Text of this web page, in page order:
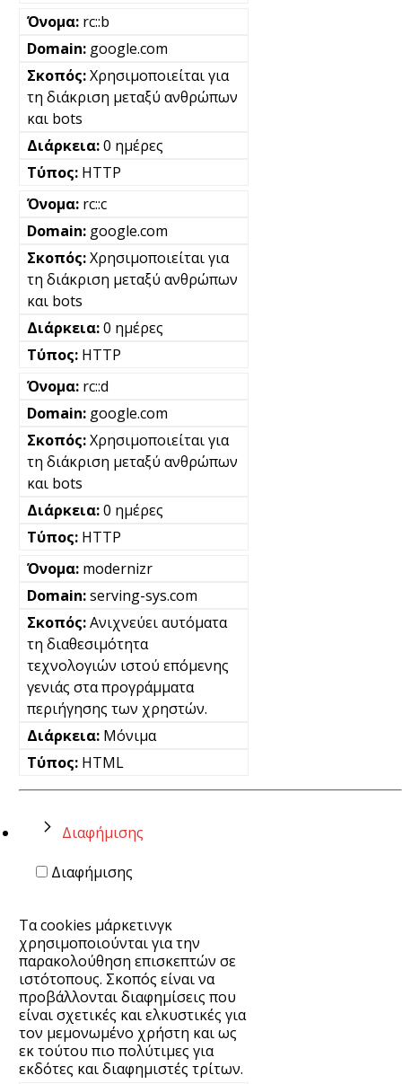
rc::b
google.com
Χρησιμοποιείται για
τη διάκριση μεταξύ ανθρώπων
και bots
0 ημέρες
HTTP
rc::c
google.com
Χρησιμοποιείται για
τη διάκριση μεταξύ ανθρώπων
και bots
0 ημέρες
HTTP
rc::d
google.com
Χρησιμοποιείται για
τη διάκριση μεταξύ ανθρώπων
και bots
0 ημέρες
HTTP
modernizr
serving-sys.com
Ανιχνεύει αυτόματα
τη διαθεσιμότητα
τεχνολογιών ιστού επόμενης
γενιάς στα προγράμματα
περιήγησης των χρηστών.
Μόνιμα
HTML
Διαφήμισης
Διαφήμισης
Τα cookies μάρκετινγκ
χρησιμοποιούνται για την
παρακολούθηση επισκεπτών σε
ιστότοπους. Σκοπός είναι να
προβάλλονται διαφημίσεις που
είναι σχετικές και ελκυστικές για
τον μεμονωμένο χρήστη και ως
εκ τούτου πιο πολύτιμες για
εκδότες και διαφημιστές τρίτων.